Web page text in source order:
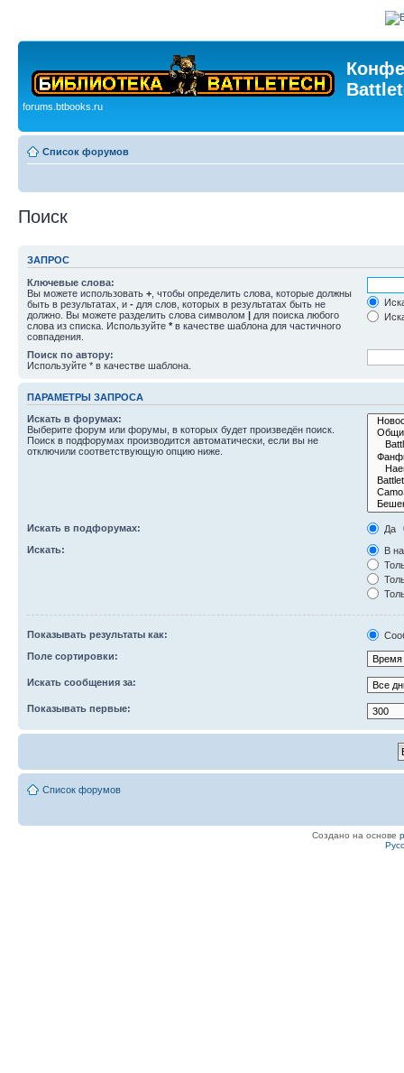
forums.btbooks.ru
Список форумов
Поиск
ЗАПРОС
Ключевые слова:
Вы можете использовать + , чтобы определить слова, которые должны
быть в результатах, и - для слов, которых в результатах быть не
должно. Вы можете разделить слова символом | для поиска любого
слова из списка. Используйте * в качестве шаблона для частичного
совпадения.
Поиск по автору:
Используйте * в качестве шаблона.
ПАРАМЕТРЫ ЗАПРОСА
Искать в форумах:
Выберите форум или форумы, в которых будет произведён поиск.
Поиск в подфорумах производится автоматически, если вы не
отключили соответствующую опцию ниже.
Искать в подфорумах:
Да
Искать:
В
Показывать результаты как:
Поле сортировки:
Искать сообщения за:
Показывать первые:
Список форумов
Создано на основе